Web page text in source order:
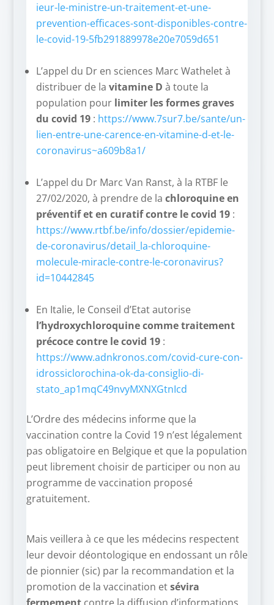
ieur-le-ministre-un-traitement-et-une-
prevention-efficaces-sont-disponibles-contre-
le-covid-19-5fb291889978e20e7059d651
L’appel du Dr en sciences Marc Wathelet à
distribuer de la vitamine D à toute la
population pour limiter les formes graves
du covid 19: https://www.7sur7.be/sante/un-
lien-entre-une-carence-en-vitamine-d-et-le-
coronavirus~a609b8a1/
L’appel du Dr Marc Van Ranst, à la RTBF le
27/02/2020, à prendre de la chloroquine en
préventif et en curatif contre le covid 19:
https://www.rtbf.be/info/dossier/epidemie-
de-coronavirus/detail_la-chloroquine-
molecule-miracle-contre-le-coronavirus?
id=10442845
En Italie, le Conseil d’Etat autorise
l’hydroxychloroquine comme traitement
précoce contre le covid 19:
https://www.adnkronos.com/covid-cure-con-
idrossiclorochina-ok-da-consiglio-di-
stato_ap1mqC49nvyMXNXGtnIcd
L’Ordre des médecins informe que la
vaccination contre la Covid 19 n’est légalement
pas obligatoire en Belgique et que la population
peut librement choisir de participer ou non au
programme de vaccination proposé
gratuitement.
Mais veillera à ce que les médecins respectent
leur devoir déontologique en endossant un rôle
de pionnier (sic) par la recommandation et la
promotion de la vaccination etsévira